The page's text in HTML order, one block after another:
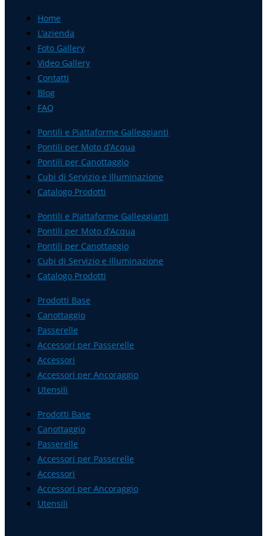
Home
L’azienda
Foto Gallery
Video Gallery
Contatti
Blog
FAQ
Pontili e Piattaforme Galleggianti
Pontili per Moto d’Acqua
Pontili per Canottaggio
Cubi di Servizio e Illuminazione
Catalogo Prodotti
Pontili e Piattaforme Galleggianti
Pontili per Moto d’Acqua
Pontili per Canottaggio
Cubi di Servizio e Illuminazione
Catalogo Prodotti
Prodotti Base
Canottaggio
Passerelle
Accessori per Passerelle
Accessori
Accessori per Ancoraggio
Utensili
Prodotti Base
Canottaggio
Passerelle
Accessori per Passerelle
Accessori
Accessori per Ancoraggio
Utensili